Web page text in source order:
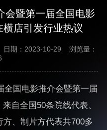
会暨第一届全国电影
横店引发行业热议
日期：2023-10-29
浏览量：
全国电影推介会暨第一届
自全国50条院线代表、
、制片方代表共700多